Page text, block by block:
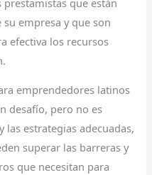
empresa y que son
efectiva los recursos
emprendedores latinos
desafío, pero no es
estrategias adecuadas,
superar las barreras y
que necesitan para